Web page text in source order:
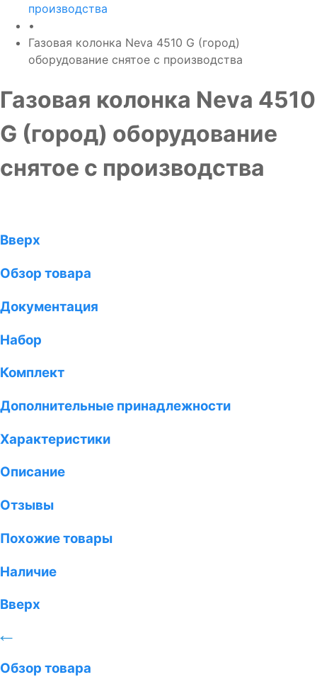
производства
•
Газовая колонка Neva 4510 G (город)
оборудование снятое с производства
Газовая колонка Neva 4510
G (город) оборудование
снятое с производства
Вверх
Обзор товара
Документация
Набор
Комплект
Дополнительные принадлежности
Характеристики
Описание
Отзывы
Похожие товары
Наличие
Вверх
Обзор товара